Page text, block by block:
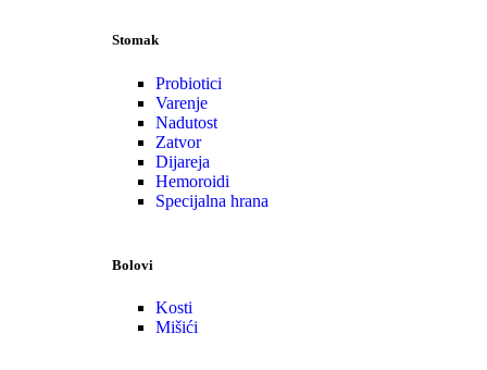
Stomak
Probiotici
Varenje
Nadutost
Zatvor
Dijareja
Hemoroidi
Specijalna hrana
Bolovi
Kosti
Mišići